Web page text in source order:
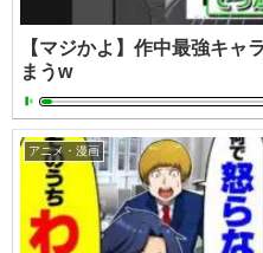
【マジかよ】作中最強キャ
まうw
アニメ・漫画